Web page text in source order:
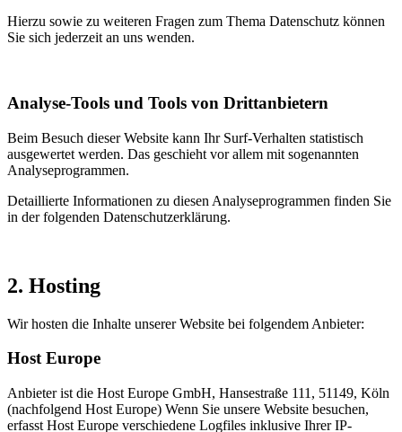
Hierzu sowie zu weiteren Fragen zum Thema Datenschutz können
Sie sich jederzeit an uns wenden.
Analyse-Tools und Tools von Dritt­anbietern
Beim Besuch dieser Website kann Ihr Surf-Verhalten statistisch
ausgewertet werden. Das geschieht vor allem mit sogenannten
Analyseprogrammen.
Detaillierte Informationen zu diesen Analyseprogrammen finden Sie
in der folgenden Datenschutzerklärung.
2. Hosting
Wir hosten die Inhalte unserer Website bei folgendem Anbieter:
Host Europe
Anbieter ist die Host Europe GmbH, Hansestraße 111, 51149, Köln
(nachfolgend Host Europe) Wenn Sie unsere Website besuchen,
erfasst Host Europe verschiedene Logfiles inklusive Ihrer IP-